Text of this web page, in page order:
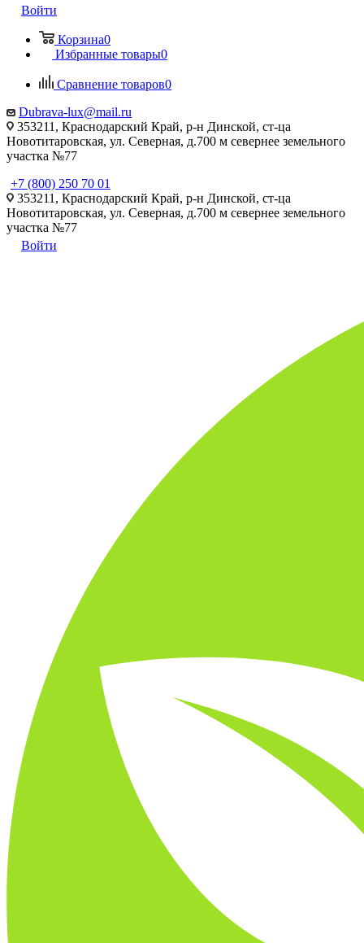
Войти
Корзина0
Избранные товары0
Сравнение товаров0
Dubrava-lux@mail.ru
353211, Краснодарский Край, р-н Динской, ст-ца
Новотитаровская, ул. Северная, д.700 м севернее земельного
участка №77
+7 (800) 250 70 01
353211, Краснодарский Край, р-н Динской, ст-ца
Новотитаровская, ул. Северная, д.700 м севернее земельного
участка №77
Войти